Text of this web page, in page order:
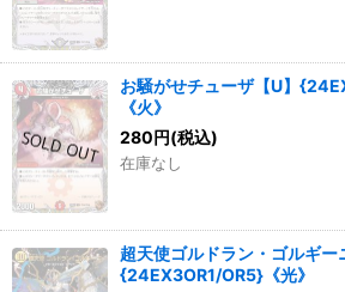
お騒がせチューザ【U】
《火》
280円(税込)
在庫なし
超天使ゴルドラン・ゴルギー
{24EX3OR1/OR5}《光》